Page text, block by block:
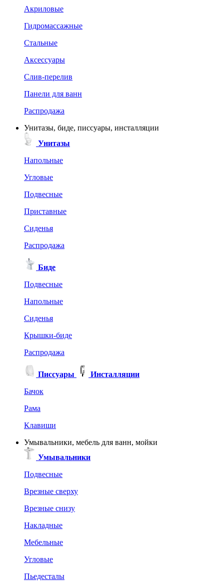
Акриловые
Гидромассажные
Стальные
Аксессуары
Слив-перелив
Панели для ванн
Распродажа
Унитазы, биде, писсуары, инсталляции
Унитазы
Напольные
Угловые
Подвесные
Приставные
Сиденья
Распродажа
Биде
Подвесные
Напольные
Сиденья
Крышки-биде
Распродажа
Писсуары
Инсталляции
Бачок
Рама
Клавиши
Умывальники, мебель для ванн, мойки
Умывальники
Подвесные
Врезные сверху
Врезные снизу
Накладные
Мебельные
Угловые
Пьедесталы